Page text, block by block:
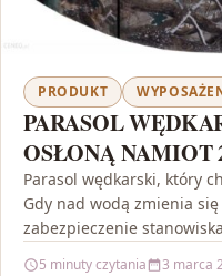
PRODUKT
PARASOL
OSŁONĄ NAMIOT
Parasol wędkarski, który
Gdy nad wodą zmienia
zabezpieczenie
5 minuty czytania 3 marca